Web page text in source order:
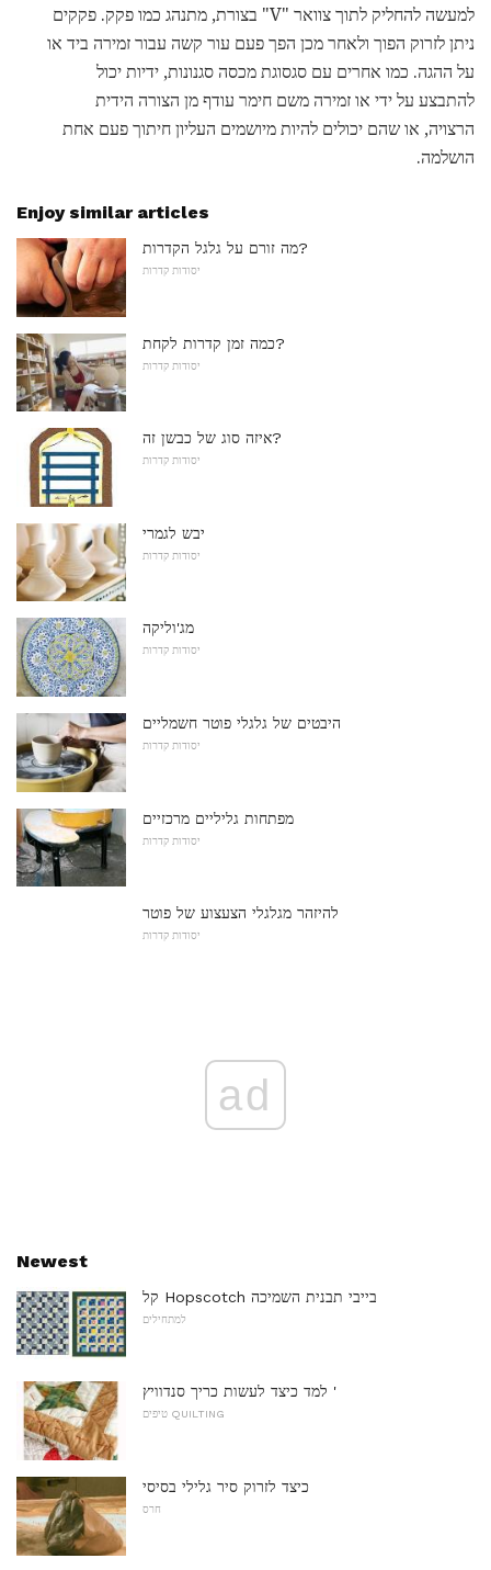
למעשה להחליק לתוך צוואר "V" בצורת, מתנהג כמו פקק. פקקים
ניתן לזרוק הפוך ולאחר מכן הפך פעם עור קשה עבור זמירה ביד או
על ההגה. כמו אחרים עם סגסוגת מכסה סגנונות, ידיות יכול
להתבצע על ידי או זמירה משם חימר עודף מן הצורה הידית
הרצויה, או שהם יכולים להיות מיושמים העליון חיתוך פעם אחת
הושלמה.
Enjoy similar articles
מה זורם על גלגל הקדרות?
יסודות קדרות
כמה זמן קדרות לקחת?
יסודות קדרות
איזה סוג של כבשן זה?
יסודות קדרות
יבש לגמרי
יסודות קדרות
מג'וליקה
יסודות קדרות
היבטים של גלגלי פוטר חשמליים
יסודות קדרות
מפתחות גליליים מרכזיים
יסודות קדרות
להיזהר מגלגלי הצעצוע של פוטר
יסודות קדרות
ad
Newest
קל Hopscotch בייבי תבנית השמיכה
למתחילים
למד כיצד לעשות כריך סנדוויץ '
טיפים QUILTING
כיצד לזרוק סיר גלילי בסיסי
חרס